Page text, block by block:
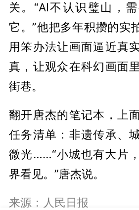
关。“AI不认识璧山，
它。”他把多年积攒的实
用笨办法让画面逼近真
真，让观众在科幻画面
街巷。
翻开唐杰的笔记本，上
任务清单：非遗传承、
微光……“小城也有大片
界看见。”唐杰说。
来源：人民日报